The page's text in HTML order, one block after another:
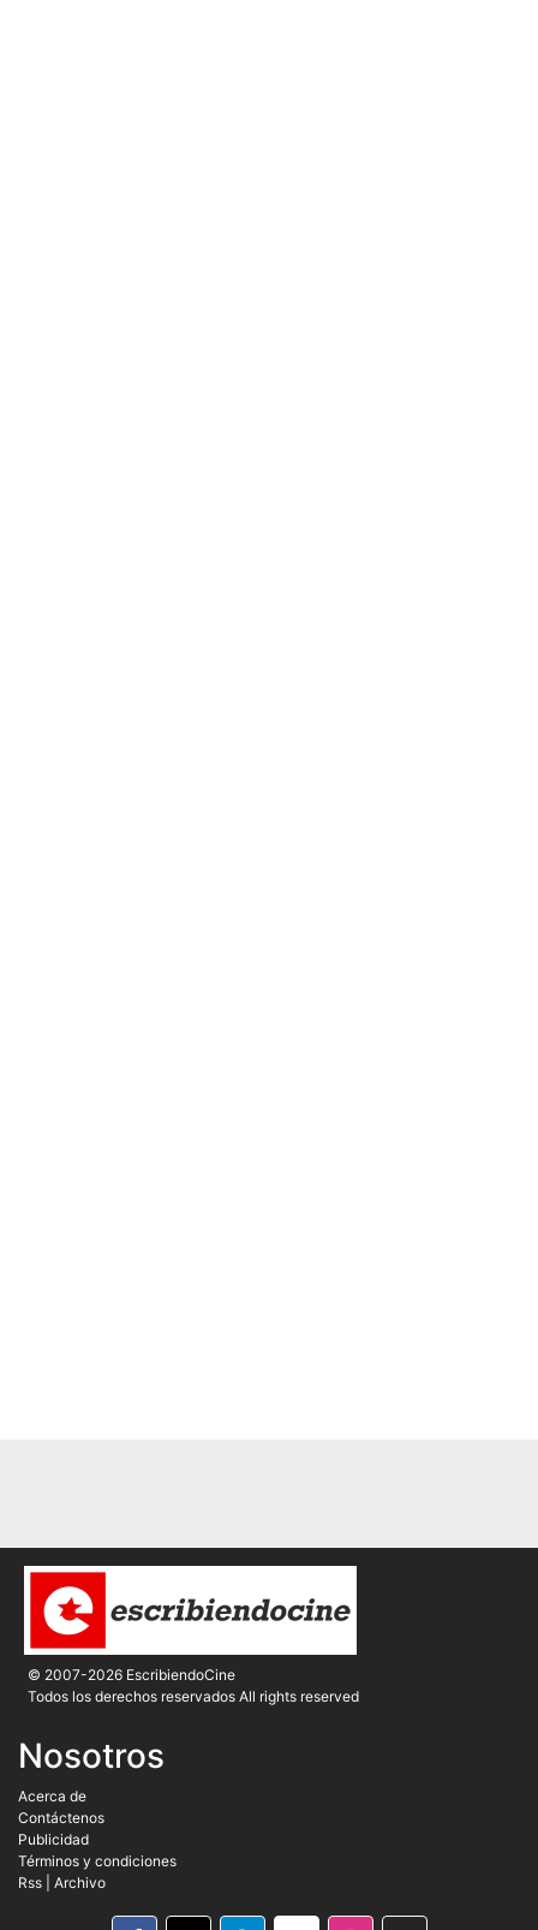
© 2007-2026 EscribiendoCine
Todos los derechos reservados All rights reserved
Nosotros
Acerca de
Contáctenos
Publicidad
Términos y condiciones
Rss
Archivo